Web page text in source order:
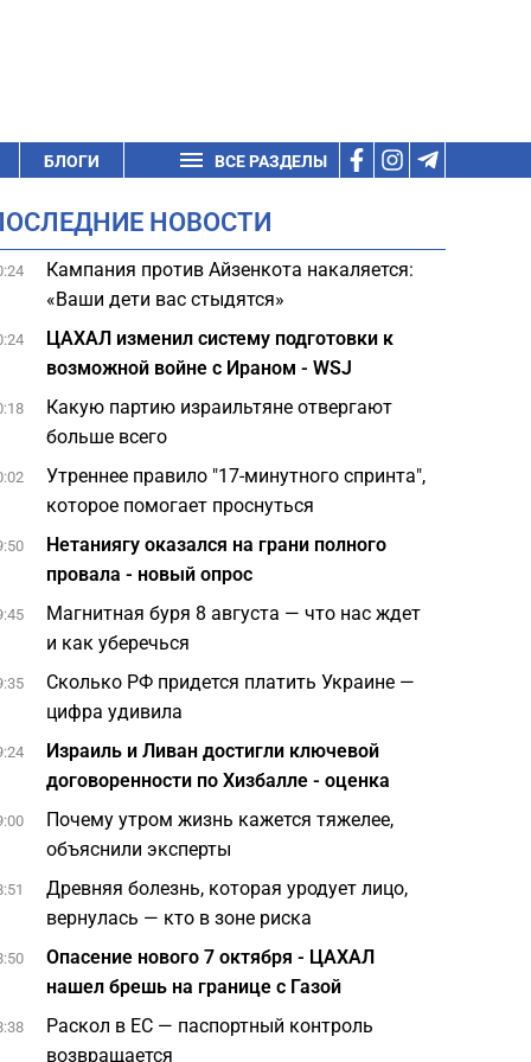
БЛОГИ ВСЕ РАЗДЕЛЫ
НОВОСТИ
Кампания против Айзенкота накаляется:
«Ваши дети вас стыдятся»
ЦАХАЛ изменил систему подготовки к
возможной войне с Ираном - WSJ
Какую партию израильтяне отвергают
больше всего
Утреннее правило "17-минутного спринта",
которое помогает проснуться
Нетаниягу оказался на грани полного
провала - новый опрос
Магнитная буря 8 августа — что нас ждет
и как уберечься
Сколько РФ придется платить Украине —
цифра удивила
Израиль и Ливан достигли ключевой
договоренности по Хизбалле - оценка
Почему утром жизнь кажется тяжелее,
объяснили эксперты
Древняя болезнь, которая уродует лицо,
вернулась — кто в зоне риска
Опасение нового 7 октября - ЦАХАЛ
нашел брешь на границе с Газой
Раскол в ЕС — паспортный контроль
возвращается